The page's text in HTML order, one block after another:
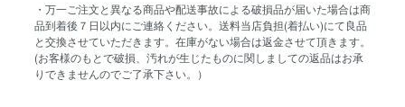
・万一ご注文と異なる商品や配送事故による破損品が届いた場合は商
品到着後７日以内にご連絡ください。送料当店負担(着払い)にて良品
と交換させていただきます。在庫がない場合は返金させて頂きます。
(お客様のもとで破損、汚れが生じたものに関しましての返品はお承
りできませんのでご了承下さい。）